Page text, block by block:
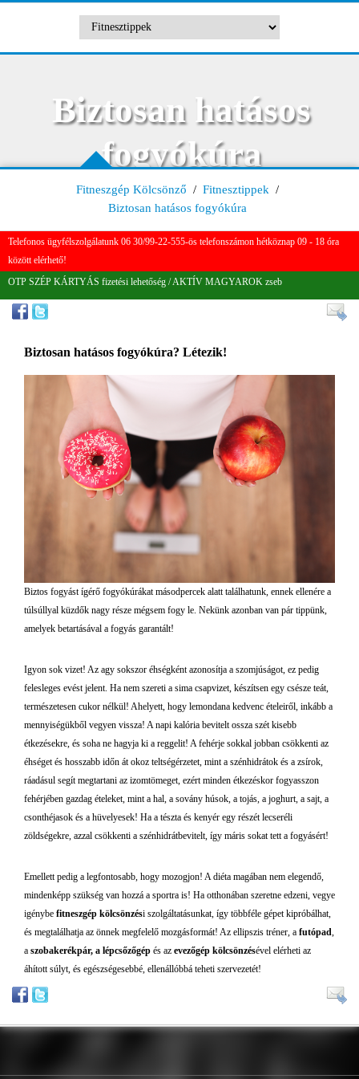
Biztosan hatásos
fogyókúra
Fitneszgép Kölcsönző / Fitnesztippek /
Biztosan hatásos fogyókúra
Telefonos ügyfélszolgálatunk 06 30/99-22-555-ös telefonszámon hétköznap 09 - 18 óra
között elérhető!
OTP SZÉP KÁRTYÁS fizetési lehetőség / AKTÍV MAGYAROK zseb
Biztosan hatásos fogyókúra? Létezik!
Biztos fogyást ígérő fogyókúrákat másodpercek alatt találhatunk, ennek ellenére a
túlsúllyal küzdők nagy része mégsem fogy le. Nekünk azonban van pár tippünk,
amelyek betartásával a fogyás garantált!
Igyon sok vizet! Az agy sokszor éhségként azonosítja a szomjúságot, ez pedig
felesleges evést jelent. Ha nem szereti a sima csapvizet, készítsen egy csésze teát,
természetesen cukor nélkül! Ahelyett, hogy lemondana kedvenc ételeiről, inkább a
mennyiségükből vegyen vissza! A napi kalória bevitelt ossza szét kisebb
étkezésekre, és soha ne hagyja ki a reggelit! A fehérje sokkal jobban csökkenti az
éhséget és hosszabb időn át okoz teltségérzetet, mint a szénhidrátok és a zsírok,
ráadásul segít megtartani az izomtömeget, ezért minden étkezéskor fogyasszon
fehérjében gazdag ételeket, mint a hal, a sovány húsok, a tojás, a joghurt, a sajt, a
csonthéjasok és a hüvelyesek! Ha a tészta és kenyér egy részét lecseréli
zöldségekre, azzal csökkenti a szénhidrátbevitelt, így máris sokat tett a fogyásért!
Emellett pedig a legfontosabb, hogy mozogjon! A diéta magában nem elegendő,
mindenképp szükség van hozzá a sportra is! Ha otthonában szeretne edzeni, vegye
igénybe fitneszgép kölcsönzési szolgáltatásunkat, így többféle gépet kipróbálhat,
és megtalálhatja az önnek megfelelő mozgásformát! Az ellipszis tréner, a futópad,
a szobakerékpár, a lépcsőzőgép és az evezőgép kölcsönzésével elérheti az
áhított súlyt, és egészségesebbé, ellenállóbbá teheti szervezetét!